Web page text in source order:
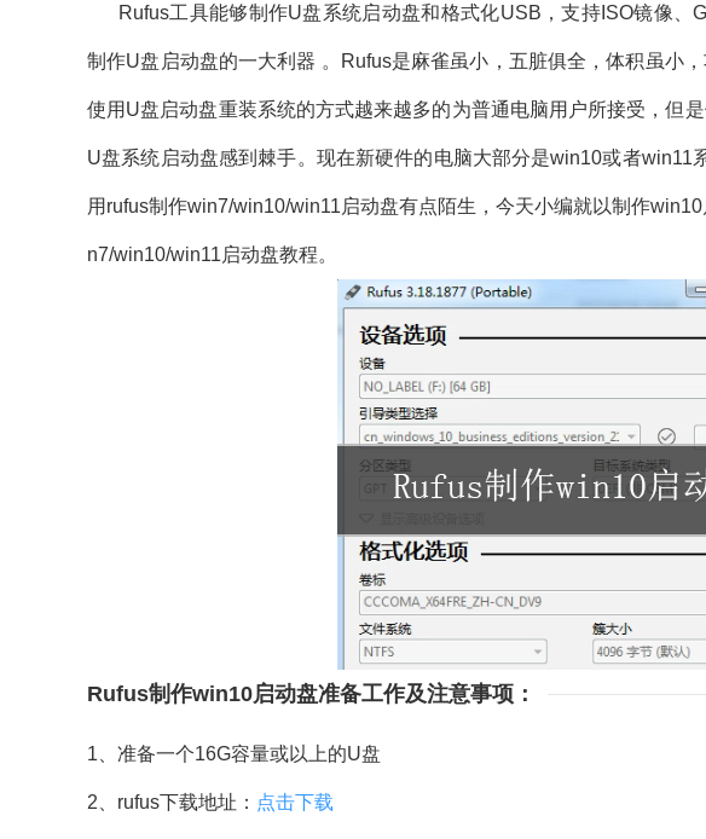
Rufus工具能够制作U盘系统启动盘和格式化USB，支持ISO镜像、
制作U盘启动盘的一大利器 。Rufus是麻雀虽小，五脏俱全，体积虽小
使用U盘启动盘重装系统的方式越来越多的为普通电脑用户所接受，但
U盘系统启动盘感到棘手。现在新硬件的电脑大部分是win10或者win11
用rufus制作win7/win10/win11启动盘有点陌生，今天小编就以制作
n7/win10/win11启动盘教程。
Rufus制作win10启动盘准备工作及注意事项：
1、准备一个16G容量或以上的U盘
2、rufus下载地址： 点击下载